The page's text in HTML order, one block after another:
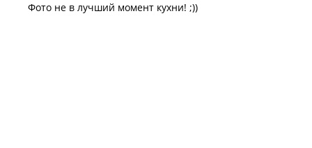
Фото не в лучший момент кухни! ;))